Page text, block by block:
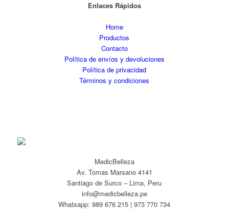
Enlaces Rápidos
Home
Productos
Contacto
Política de envíos y devoluciones
Política de privacidad
Términos y condiciones
MedicBelleza
Av. Tomas Marsano 4141
Santiago de Surco – Lima, Peru
info@medicbelleza.pe
Whatsapp: 989 676 215 | 973 770 734